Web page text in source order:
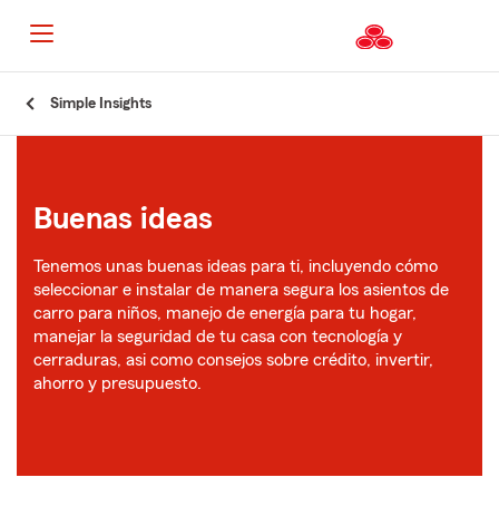
Simple Insights
Buenas ideas
Tenemos unas buenas ideas para ti, incluyendo cómo
seleccionar e instalar de manera segura los asientos de
carro para niños, manejo de energía para tu hogar,
manejar la seguridad de tu casa con tecnología y
cerraduras, asi como consejos sobre crédito, invertir,
ahorro y presupuesto.